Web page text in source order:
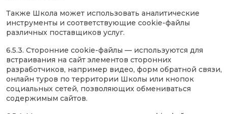
Также Школа может использовать аналитические
инструменты и соответствующие cookie-файлы
различных поставщиков услуг.
6.5.3. Сторонние cookie-файлы — используются для
встраивания на сайт элементов сторонних
разработчиков, например видео, форм обратной связи,
онлайн туров по территории Школы или кнопок
социальных сетей, позволяющих обмениваться
содержимым сайтов.